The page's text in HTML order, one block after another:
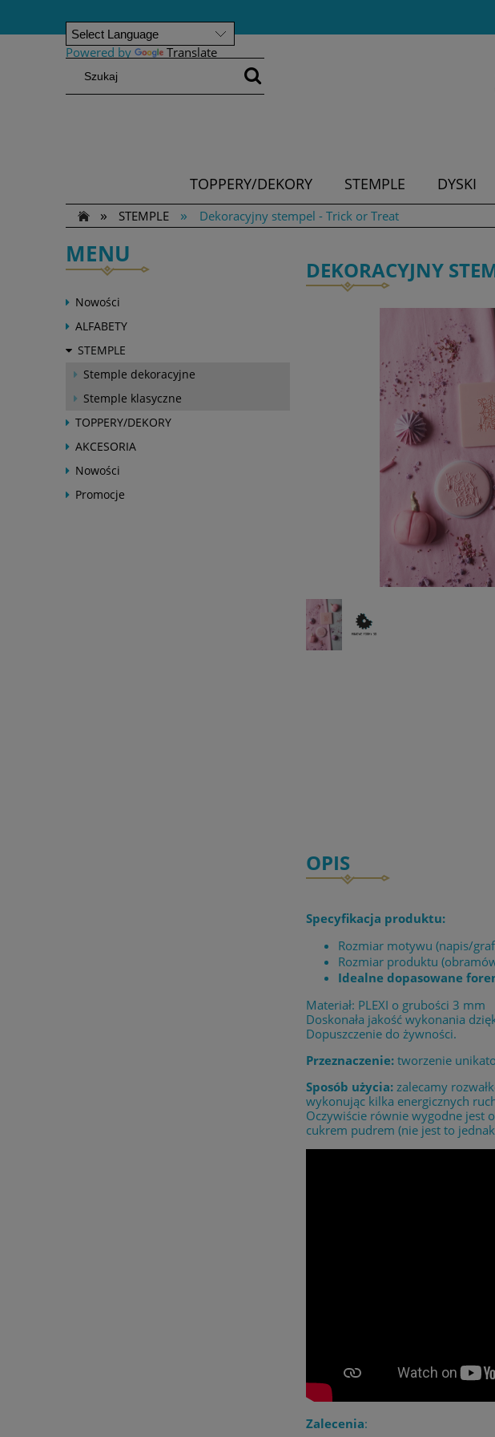
Powered by Translate
TOPPERY/DEKORY STEMPLE DYSKI
»
STEMPLE » Dekoracyjny stempel - Trick or Treat
MENU
Nowości
ALFABETY
STEMPLE
Stemple dekoracyjne
Stemple klasyczne
TOPPERY/DEKORY
AKCESORIA
Nowości
Promocje
DEKORACYJNY
OPIS
Specyfikacja produktu:
Rozmiar motywu (napis/
Rozmiar produktu
Idealne dopasowane
Materiał: PLEXI o grubości 3 mm
Doskonała jakość wykonania
Dopuszczenie do żywności.
Przeznaczenie: tworzenie
Sposób użycia: zalecamy
wykonując kilka energicznych
Oczywiście równie wygodne jest
cukrem pudrem (nie jest to
Zalecenia: